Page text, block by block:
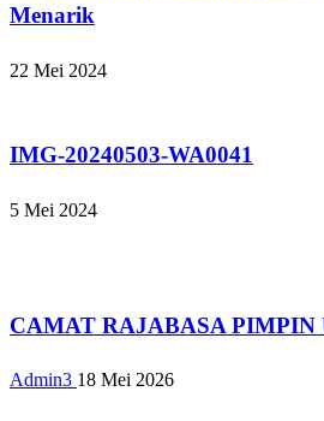
Menarik
22 Mei 2024
IMG-20240503-WA0041
5 Mei 2024
CAMAT RAJABASA
Admin3 18 Mei 2026